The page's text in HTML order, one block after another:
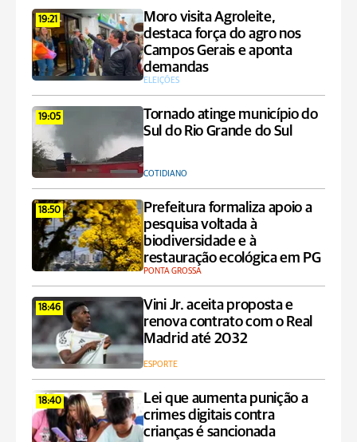
19:21
Moro visita Agroleite,
destaca força do agro nos
Campos Gerais e aponta
demandas
ELEIÇÕES
19:05
Tornado atinge município do
Sul do Rio Grande do Sul
COTIDIANO
18:50
Prefeitura formaliza apoio a
pesquisa voltada à
biodiversidade e à
restauração ecológica em PG
PONTA GROSSA
18:46
Vini Jr. aceita proposta e
renova contrato com o Real
Madrid até 2032
ESPORTE
18:40
Lei que aumenta punição a
crimes digitais contra
crianças é sancionada